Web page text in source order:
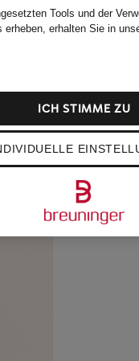
Tools und der
erheben, erhalten Sie in
ICH STIMME ZU